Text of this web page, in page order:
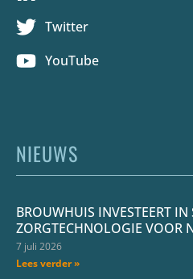
Twitter
YouTube
NIEUWS
BROUWHUIS INVESTEERT
ZORGTECHNOLOGIE VOOR
7 juli 2026
Lees verder »